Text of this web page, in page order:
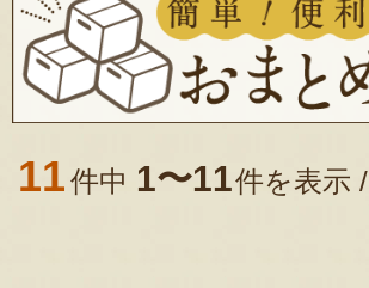
11件中 1〜11件を表示 /